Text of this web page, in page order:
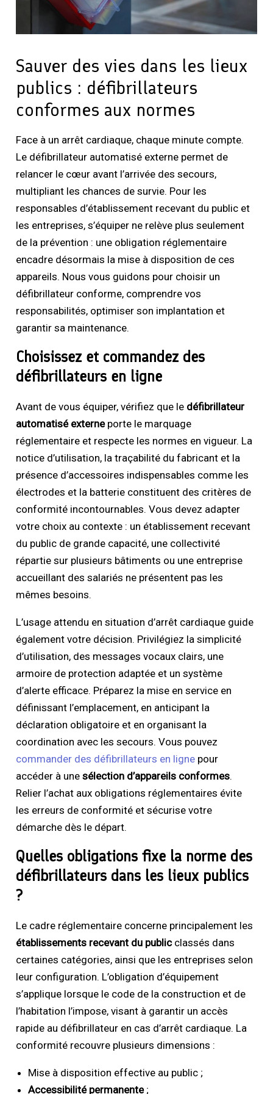
Sauver des vies dans les lieux
publics : défibrillateurs
conformes aux normes
Face à un arrêt cardiaque, chaque minute compte.
Le défibrillateur automatisé externe permet de
relancer le cœur avant l’arrivée des secours,
multipliant les chances de survie. Pour les
responsables d’établissement recevant du public et
les entreprises, s’équiper ne relève plus seulement
de la prévention : une obligation réglementaire
encadre désormais la mise à disposition de ces
appareils. Nous vous guidons pour choisir un
défibrillateur conforme, comprendre vos
responsabilités, optimiser son implantation et
garantir sa maintenance.
Choisissez et commandez des
défibrillateurs en ligne
Avant de vous équiper, vérifiez que le défibrillateur
automatisé externeporte le marquage
réglementaire et respecte les normes en vigueur. La
notice d’utilisation, la traçabilité du fabricant et la
présence d’accessoires indispensables comme les
électrodes et la batterie constituent des critères de
conformité incontournables. Vous devez adapter
votre choix au contexte : un établissement recevant
du public de grande capacité, une collectivité
répartie sur plusieurs bâtiments ou une entreprise
accueillant des salariés ne présentent pas les
mêmes besoins.
L’usage attendu en situation d’arrêt cardiaque guide
également votre décision. Privilégiez la simplicité
d’utilisation, des messages vocaux clairs, une
armoire de protection adaptée et un système
d’alerte efficace. Préparez la mise en service en
définissant l’emplacement, en anticipant la
déclaration obligatoire et en organisant la
coordination avec les secours. Vous pouvez
commander des défibrillateurs en ligne pour
accéder à unesélection d’appareils conformes.
Relier l’achat aux obligations réglementaires évite
les erreurs de conformité et sécurise votre
démarche dès le départ.
Quelles obligations fixe la norme des
défibrillateurs dans les lieux publics
?
Le cadre réglementaire concerne principalement les
établissements recevant du publicclassés dans
certaines catégories, ainsi que les entreprises selon
leur configuration. L’obligation d’équipement
s’applique lorsque le code de la construction et de
l’habitation l’impose, visant à garantir un accès
rapide au défibrillateur en cas d’arrêt cardiaque. La
conformité recouvre plusieurs dimensions :
Mise à disposition effective au public ;
Accessibilité permanente;